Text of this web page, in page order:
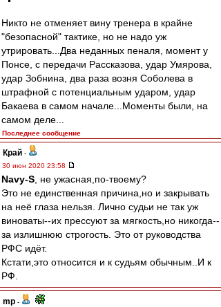
Никто не отменяет вину тренера в крайне
"безопасной" тактике, но не надо уж
утрировать...Два неданных пеналя, момент у
Понсе, с передачи Рассказова, удар Умярова,
удар Зобнина, два раза возня Соболева в
штрафной с потенциальным ударом, удар
Бакаева в самом начале...Моменты были, на
самом деле...
Последнее сообщение
Край -
30 июн 2020 23:58
Navy-S , не ужасная,по-твоему?
Это не единственная причина,но и закрывать
на неё глаза нельзя. Лично судьи не так уж
виноваты--их прессуют за мягкость,но никогда--
за излишнюю строгость. Это от руководства
РФС идёт.
Кстати,это относится и к судьям обычным..И к
РФ.
mp -